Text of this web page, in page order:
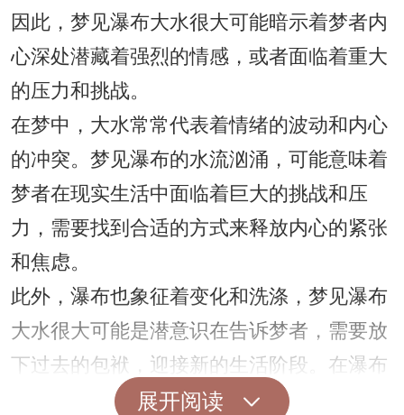
因此，梦见瀑布大水很大可能暗示着梦者内
心深处潜藏着强烈的情感，或者面临着重大
的压力和挑战。
在梦中，大水常常代表着情绪的波动和内心
的冲突。梦见瀑布的水流汹涌，可能意味着
梦者在现实生活中面临着巨大的挑战和压
力，需要找到合适的方式来释放内心的紧张
和焦虑。
此外，瀑布也象征着变化和洗涤，梦见瀑布
大水很大可能是潜意识在告诉梦者，需要放
下过去的包袱，迎接新的生活阶段。在瀑布
的冲刷下，一切不合需要的东西都将被冲刷
展开阅读